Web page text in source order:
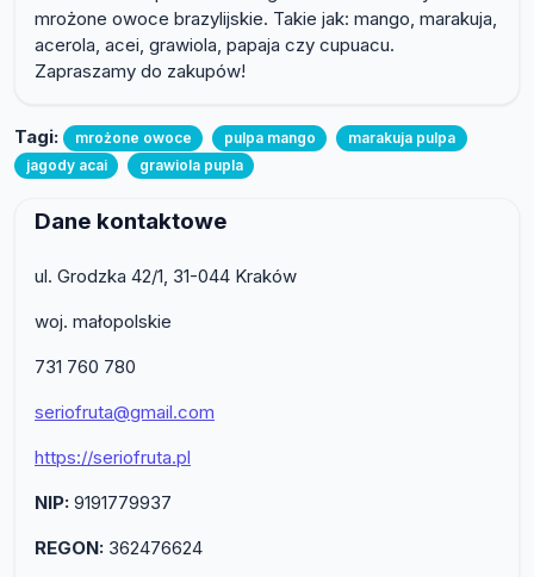
mrożone owoce brazylijskie. Takie jak: mango, marakuja,
acerola, acei, grawiola, papaja czy cupuacu.
Zapraszamy do zakupów!
Tagi: mrożone owoce pulpa mango
marakuja pulpa
jagody acai
grawiola pupla
Dane kontaktowe
ul. Grodzka 42/1, 31-044 Kraków
woj. małopolskie
731 760 780
seriofruta@gmail.com
https://seriofruta.pl
NIP: 9191779937
REGON: 362476624